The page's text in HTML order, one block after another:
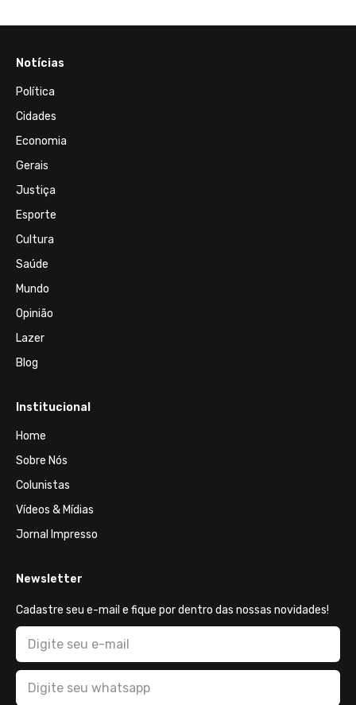
Notícias
Política
Cidades
Economia
Gerais
Justiça
Esporte
Cultura
Saúde
Mundo
Opinião
Lazer
Blog
Institucional
Home
Sobre Nós
Colunistas
Vídeos & Mídias
Jornal Impresso
Newsletter
Cadastre seu e-mail e fique por dentro das nossas novidades!